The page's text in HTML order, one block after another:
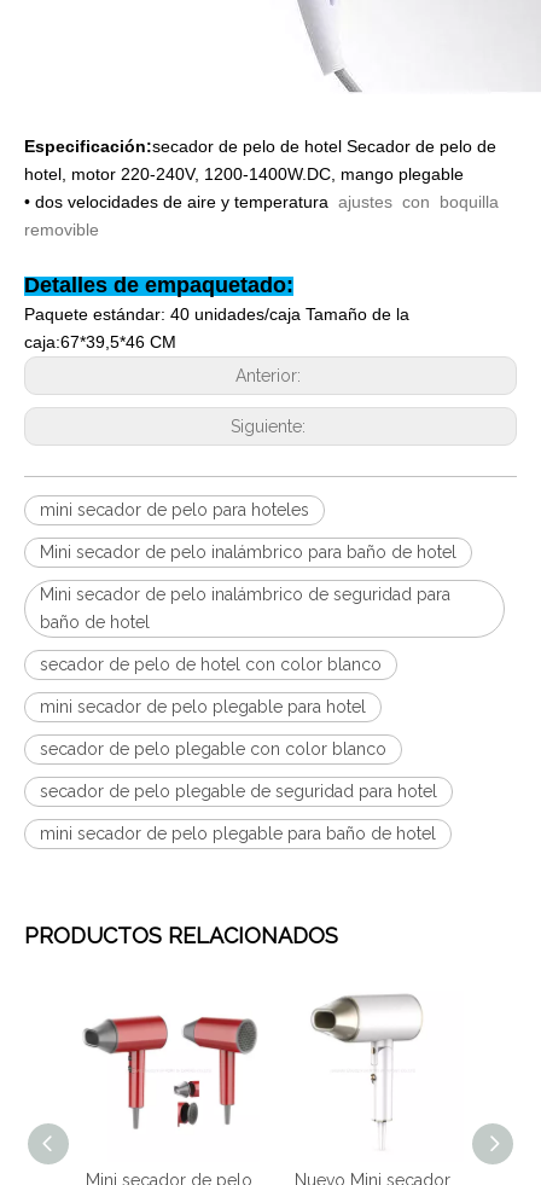
Especificación:secador de pelo de hotel Secador de pelo de
hotel, motor 220-240V, 1200-1400W.DC, mango plegable
• dos velocidades de aire y temperatura ajustes con boquilla
removible
Detalles de empaquetado:
Paquete estándar: 40 unidades/caja Tamaño de la
caja:67*39,5*46 CM
Anterior:
Siguiente:
mini secador de pelo para hoteles
Mini secador de pelo inalámbrico para baño de hotel
Mini secador de pelo inalámbrico de seguridad para
baño de hotel
secador de pelo de hotel con color blanco
mini secador de pelo plegable para hotel
secador de pelo plegable con color blanco
secador de pelo plegable de seguridad para hotel
mini secador de pelo plegable para baño de hotel
PRODUCTOS RELACIONADOS
Mini secador de pelo Nuevo Mini secador Mini